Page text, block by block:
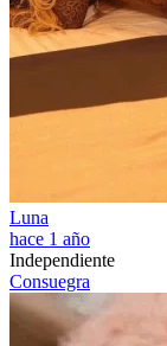
Luna
hace 1 año
Independiente
Consuegra